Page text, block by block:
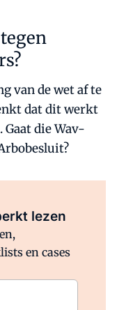
van de wet af te
dat dit werkt
die Wav-
lezen
en cases